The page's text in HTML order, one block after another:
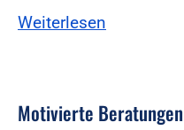
Weiterlesen
Motivierte Beratungen